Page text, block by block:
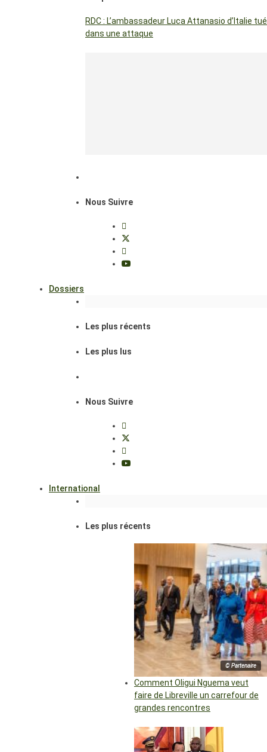
RDC : L’ambassadeur Luca Attanasio d’Italie tué
dans une attaque
Nous Suivre
Dossiers
Les plus récents
Les plus lus
Nous Suivre
International
Les plus récents
© Partenaire
Comment Oligui Nguema veut
faire de Libreville un carrefour de
grandes rencontres